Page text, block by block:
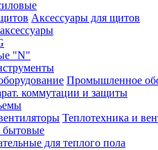
Аксессуары для щитов
"N"
Промышленное
коммутации и защиты
Теплотехника и
бытовые
для теплого пола